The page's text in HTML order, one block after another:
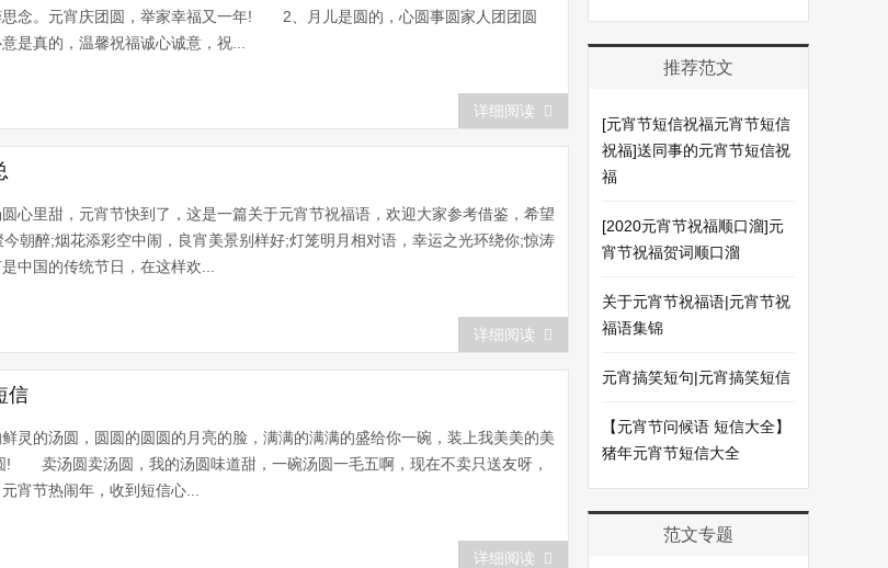
思念。元宵庆团圆，举家幸福又一年! 2、月儿是圆的，心圆事圆家人团团圆
是真的，温馨祝福诚心诚意，祝...
详细阅读
心里甜，元宵节快到了，这是一篇关于元宵节祝福语，欢迎大家参考借鉴，希望
朝醉;烟花添彩空中闹，良宵美景别样好;灯笼明月相对语，幸运之光环绕你;惊涛
中国的传统节日，在这样欢...
详细阅读
信
的汤圆，圆圆的圆圆的月亮的脸，满满的满满的盛给你一碗，装上我美美的美
! 卖汤圆卖汤圆，我的汤圆味道甜，一碗汤圆一毛五啊，现在不卖只送友呀，
宵节热闹年，收到短信心...
详细阅读
推荐范文
[元宵节短信祝福元宵节短信
祝福]送同事的元宵节短信祝
福
[2020元宵节祝福顺口溜]元
宵节祝福贺词顺口溜
关于元宵节祝福语|元宵节祝
福语集锦
元宵搞笑短句|元宵搞笑短信
【元宵节问候语 短信大全】
猪年元宵节短信大全
范文专题